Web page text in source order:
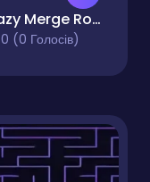
Crazy Merge Room
0 (0 Голосів)